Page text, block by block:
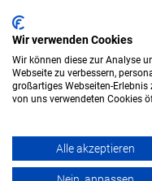
Startseite Foren-
Legende
Amazon ist eine Marke von
Weitere Marken und
Wir verwenden Cookies
Wir können diese zur Analyse
Webseite zu verbessern,
großartiges Webseiten-
von uns verwendeten Cookies
Alle akzeptieren